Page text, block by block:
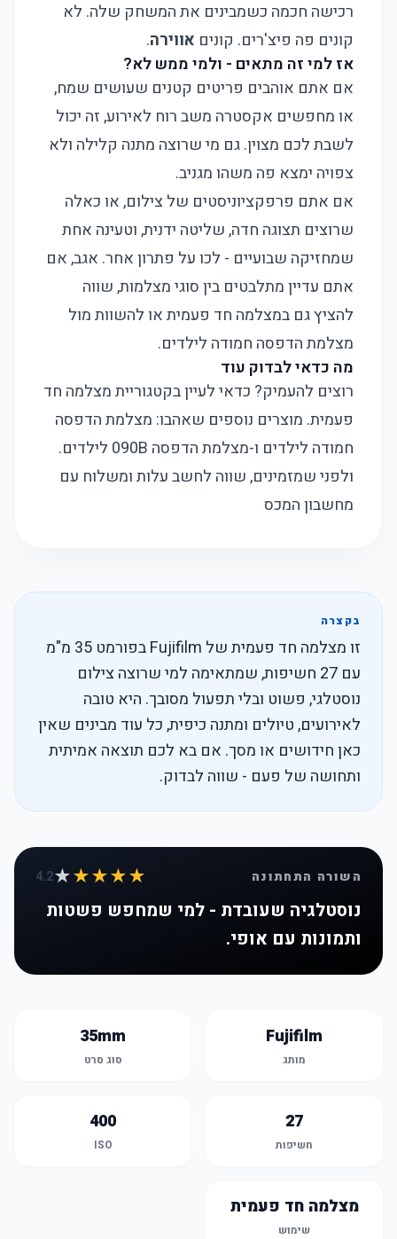
רכישה חכמה כשמבינים את המשחק שלה. לא
קונים פה פיצ'רים. קונים אווירה.
אז למי זה מתאים - ולמי ממש לא?
אם אתם אוהבים פריטים קטנים שעושים שמח,
או מחפשים אקסטרה משב רוח לאירוע, זה יכול
לשבת לכם מצוין. גם מי שרוצה מתנה קלילה ולא
צפויה ימצא פה משהו מגניב.
אם אתם פרפקציוניסטים של צילום, או כאלה
שרוצים תצוגה חדה, שליטה ידנית, וטעינה אחת
שמחזיקה שבועיים - לכו על פתרון אחר. אגב, אם
אתם עדיין מתלבטים בין סוגי מצלמות, שווה
להציץ גם במצלמה חד פעמיתאו להשוות מול
מצלמת הדפסה חמודה לילדים.
מה כדאי לבדוק עוד
רוצים להעמיק? כדאי לעיין בקטגורייתמצלמה חד
פעמית. מוצרים נוספים שאהבו: מצלמת הדפסה
חמודה לילדים ו-מצלמת הדפסה 090B לילדים
.
ולפני שמזמינים, שווה לחשב עלות ומשלוח עם
מחשבון המכס
בקצרה
זו מצלמה חד פעמית של Fujifilm בפורמט 35 מ"מ
עם 27 חשיפות, שמתאימה למי שרוצה צילום
נוסטלגי, פשוט ובלי תפעול מסובך. היא טובה
לאירועים, טיולים ומתנה כיפית, כל עוד מבינים שאין
כאן חידושים או מסך. אם בא לכם תוצאה אמיתית
ותחושה של פעם - שווה לבדוק.
השורה התחתונה ★★★★
★
4.2
נוסטלגיה שעובדת - למי שמחפש פשטות
ותמונות עם אופי.
Fujifilm
מותג
35mm
סוג סרט
27
חשיפות
400
ISO
מצלמה חד פעמית
שימוש